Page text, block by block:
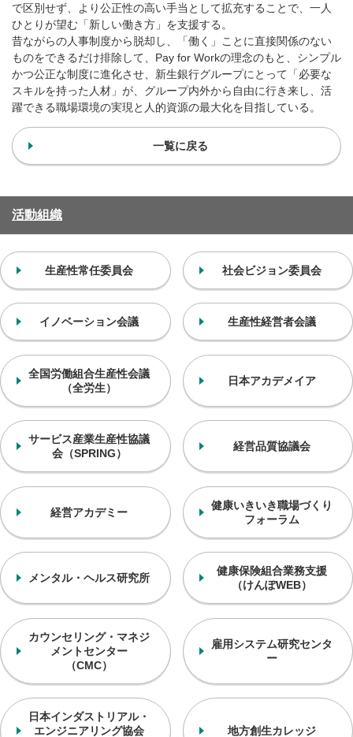
で区別せず、より公正性の高い手当として拡充することで、一人
ひとりが望む「新しい働き方」を支援する。
昔ながらの人事制度から脱却し、「働く」ことに直接関係のない
ものをできるだけ排除して、Pay for Workの理念のもと、シンプル
かつ公正な制度に進化させ、新生銀行グループにとって「必要な
スキルを持った人材」が、グループ内外から自由に行き来し、活
躍できる職場環境の実現と人的資源の最大化を目指している。
一覧に戻る
活動組織
生産性常任委員会 社会ビジョン委員会
イノベーション会議 生産性経営者会議
全国労働組合生産性会議
（全労生）
日本アカデメイア
サービス産業生産性協議
会（SPRING）
経営品質協議会
経営アカデミー
健康いきいき職場づくり
フォーラム
メンタル・ヘルス研究所
健康保険組合業務支援
（けんぽWEB）
カウンセリング・マネジ
メントセンター
（CMC）
雇用システム研究センタ
ー
日本インダストリアル・
エンジニアリング協会
地方創生カレッジ